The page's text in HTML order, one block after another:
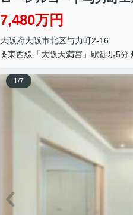
7,480万円
大阪府大阪市北区与力町2-16
東西線「大阪天満宮」駅徒歩5分
1/7